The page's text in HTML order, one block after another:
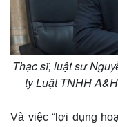
Thạc sĩ, luật sư
ty Luật TNHH
Và việc “lợi dụng